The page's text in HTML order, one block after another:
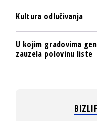
Kultura odlučivanja
U kojim gradovima
zauzela polovinu liste